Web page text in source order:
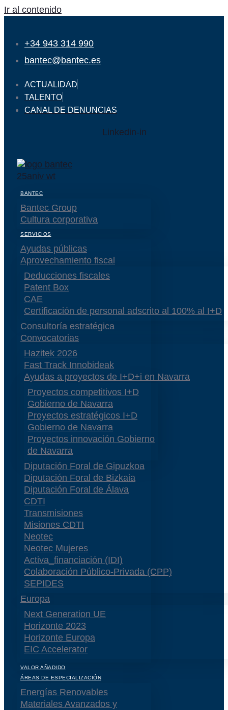
Ir al contenido
+34 943 314 990
bantec@bantec.es
ACTUALIDAD
TALENTO
CANAL DE DENUNCIAS
Linkedin-in
BANTEC
Bantec Group
Cultura corporativa
SERVICIOS
Ayudas públicas
Aprovechamiento fiscal
Deducciones fiscales
Patent Box
CAE
Certificación de personal adscrito al 100% al I+D
Consultoría estratégica
Convocatorias
Hazitek 2026
Fast Track Innobideak
Ayudas a proyectos de I+D+i en Navarra
Proyectos competitivos I+D
Gobierno de Navarra
Proyectos estratégicos I+D
Gobierno de Navarra
Proyectos innovación Gobierno
de Navarra
Diputación Foral de Gipuzkoa
Diputación Foral de Bizkaia
Diputación Foral de Álava
CDTI
Transmisiones
Misiones CDTI
Neotec
Neotec Mujeres
Activa_financiación (IDI)
Colaboración Público-Privada (CPP)
SEPIDES
Europa
Next Generation UE
Horizonte 2023
Horizonte Europa
EIC Accelerator
VALOR AÑADIDO
ÁREAS DE ESPECIALIZACIÓN
Energías Renovables
Materiales Avanzados y